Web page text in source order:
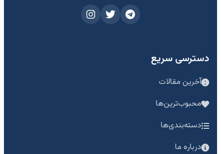
دسترسی سریع
آخرین مقالات
محبوب‌ترین‌ها
دسته‌بندی‌ها
درباره ما